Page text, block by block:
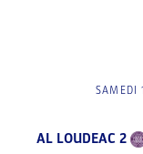
SAMEDI
AL LOUDEAC 2